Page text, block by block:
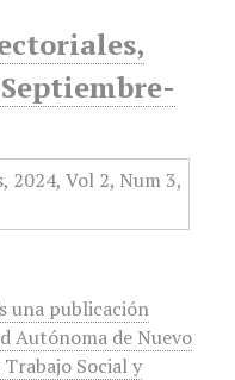
una publicación
Autónoma de Nuevo
Social y